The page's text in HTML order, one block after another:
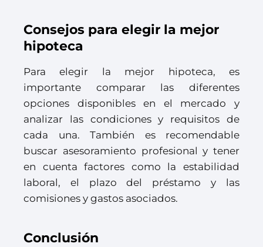
Consejos para elegir la mejor
hipoteca
Para elegir la mejor hipoteca, es
importante comparar las diferentes
opciones disponibles en el mercado y
analizar las condiciones y requisitos de
cada una. También es recomendable
buscar asesoramiento profesional y tener
en cuenta factores como la estabilidad
laboral, el plazo del préstamo y las
comisiones y gastos asociados.
Conclusión